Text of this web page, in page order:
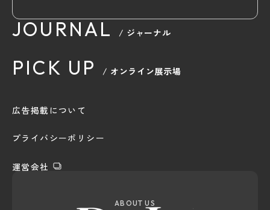
JOURNAL / ジャーナル
PICK UP / オンライン展示場
広告掲載について
プライバシーポリシー
運営会社
ABOUT US